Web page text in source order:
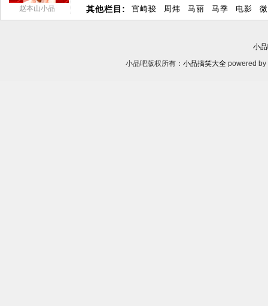
赵本山小品 其他栏目: 宫崎骏 周炜 马丽 马季 电影
小
小品吧版权所有： 小品搞笑大全 powered by